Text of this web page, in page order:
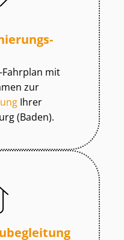
mit
zur
Ihrer
(Baden).